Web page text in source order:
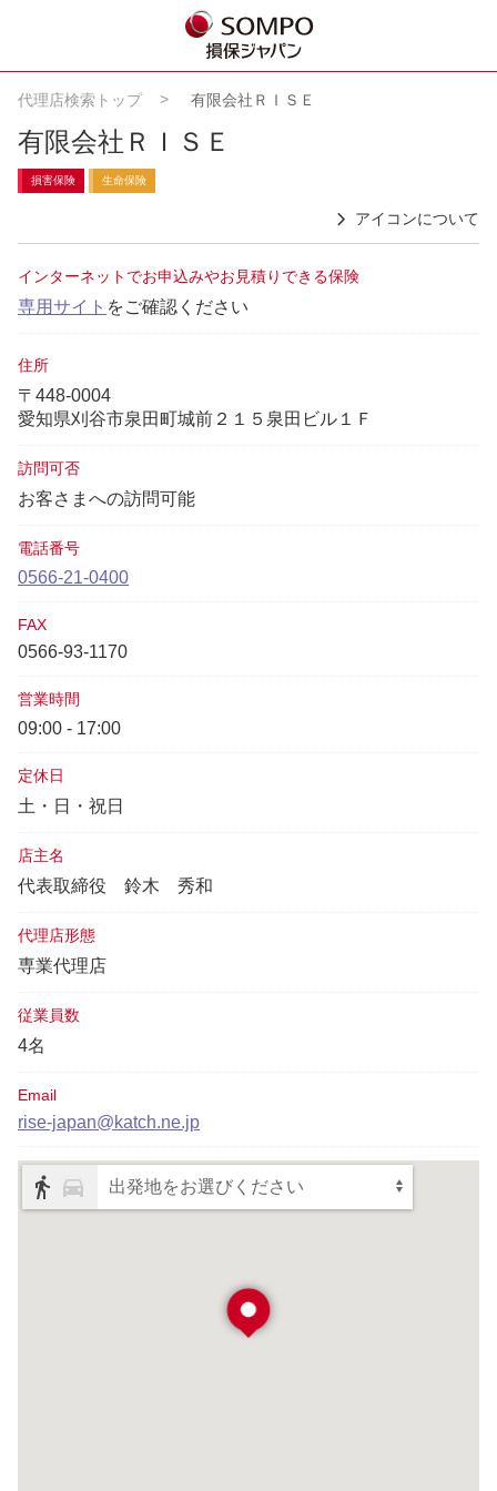
代理店検索トップ 有限会社ＲＩＳＥ
有限会社ＲＩＳＥ
損害保険 生命保険
アイコンについて
インターネットでお申込みやお見積りできる保険
専用サイト をご確認ください
住所
〒448-0004
愛知県刈谷市泉田町城前２１５泉田ビル１Ｆ
訪問可否
お客さまへの訪問可能
電話番号
0566-21-0400
FAX
0566-93-1170
営業時間
09:00 - 17:00
定休日
土・日・祝日
店主名
代表取締役 鈴木 秀和
代理店形態
専業代理店
従業員数
4名
Email
rise-japan@katch.ne.jp
出発地をお選びください